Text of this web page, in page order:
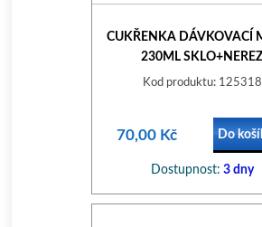
CUKŘENKA DÁVKOVACÍ
230ML SKLO+NEREZ
Kod produktu: 125318
70,00 Kč Do
Dostupnost: 3 dny